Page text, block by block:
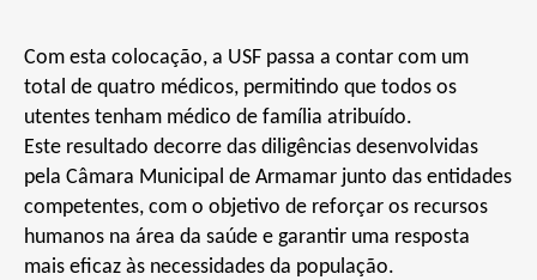
Com esta colocação, a USF passa a contar com um
total de quatro médicos, permitindo que todos os
utentes tenham médico de família atribuído.
Este resultado decorre das diligências desenvolvidas
pela Câmara Municipal de Armamar junto das entidades
competentes, com o objetivo de reforçar os recursos
humanos na área da saúde e garantir uma resposta
mais eficaz às necessidades da população.